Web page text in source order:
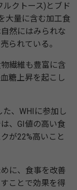
クトース)とブド
大量に含む加工食
然にはみられな
られている。
繊維も豊富に含
糖上昇を起こし
、WHIに参加し
、GI値の高い食
が22%高いこと
に、食事を改善
ことで効果を得